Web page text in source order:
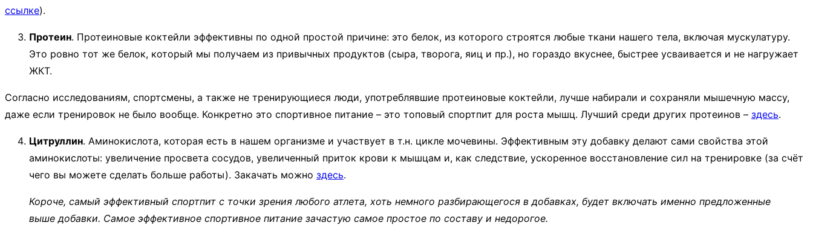
ссылке).
Протеин. Протеиновые коктейли эффективны по одной простой причине: это белок, из которого строятся любые ткани нашего тела, включая мускулатуру.
Это ровно тот же белок, который мы получаем из привычных продуктов (сыра, творога, яиц и пр.), но гораздо вкуснее, быстрее усваивается и не нагружает
ЖКТ.
Согласно исследованиям, спортсмены, а также не тренирующиеся люди, употреблявшие протеиновые коктейли, лучше набирали и сохраняли мышечную массу,
даже если тренировок не было вообще. Конкретно это спортивное питание – это топовый спортпит для роста мышц. Лучший среди других протеинов – здесь.
Цитруллин. Аминокислота, которая есть в нашем организме и участвует в т.н. цикле мочевины. Эффективным эту добавку делают сами свойства этой
аминокислоты: увеличение просвета сосудов, увеличенный приток крови к мышцам и, как следствие, ускоренное восстановление сил на тренировке (за счёт
чего вы можете сделать больше работы). Закачать можно здесь.
Короче, самый эффективный спортпит с точки зрения любого атлета, хоть немного разбирающегося в добавках, будет включать именно предложенные
выше добавки. Самое эффективное спортивное питание зачастую самое простое по составу и недорогое.